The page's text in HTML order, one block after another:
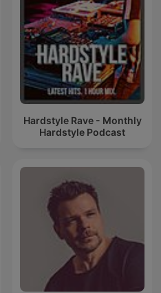
Hardstyle Rave - Monthly
Hardstyle Podcast